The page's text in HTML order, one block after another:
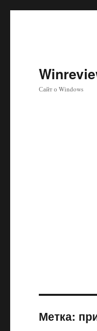
Сайт о Windows
Метка: